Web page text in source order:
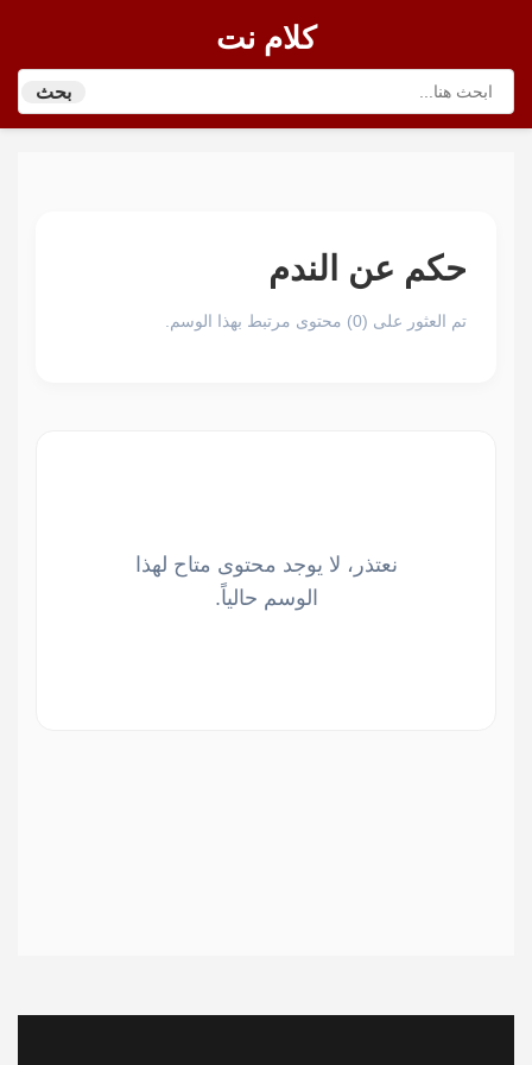
كلام نت
بحث
حكم عن الندم
تم العثور على (0) محتوى مرتبط بهذا الوسم.
نعتذر، لا يوجد محتوى متاح لهذا
الوسم حالياً.